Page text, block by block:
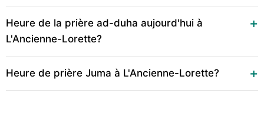
Heure de la prière ad-duha aujourd'hui à
L'Ancienne-Lorette?
Heure de prière Juma à L'Ancienne-Lorette?